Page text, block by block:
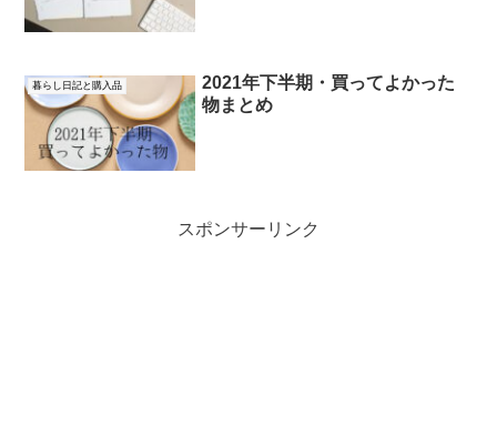
暮らし日記と購入品
2021年下半期・買ってよかった
物まとめ
スポンサーリンク